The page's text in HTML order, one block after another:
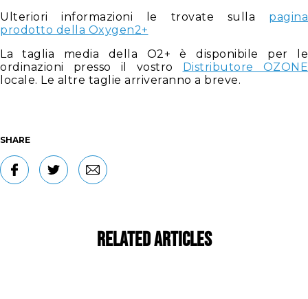
Ulteriori informazioni le trovate sulla pagina
prodotto della Oxygen2+
La taglia media della O2+ è disponibile per le
ordinazioni presso il vostro Distributore OZONE
locale. Le altre taglie arriveranno a breve.
SHARE
Related Articles